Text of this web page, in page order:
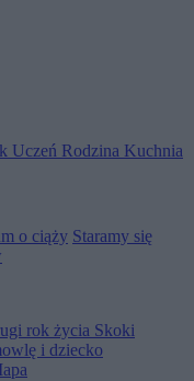
Uczeń Rodzina Kuchnia
o ciąży Staramy się
rok życia Skoki
i dziecko